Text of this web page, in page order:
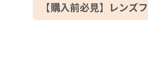
【購入前必見】レンズ